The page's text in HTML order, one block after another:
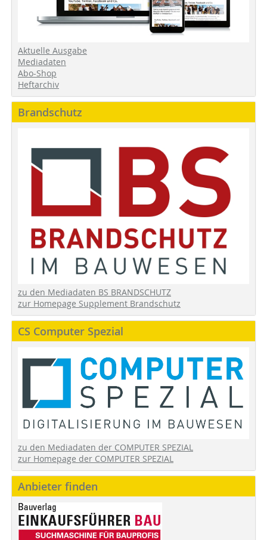
Aktuelle Ausgabe
Mediadaten
Abo-Shop
Heftarchiv
Brandschutz
zu den Mediadaten BS BRANDSCHUTZ
zur Homepage Supplement Brandschutz
CS Computer Spezial
zu den Mediadaten der COMPUTER SPEZIAL
zur Homepage der COMPUTER SPEZIAL
Anbieter finden